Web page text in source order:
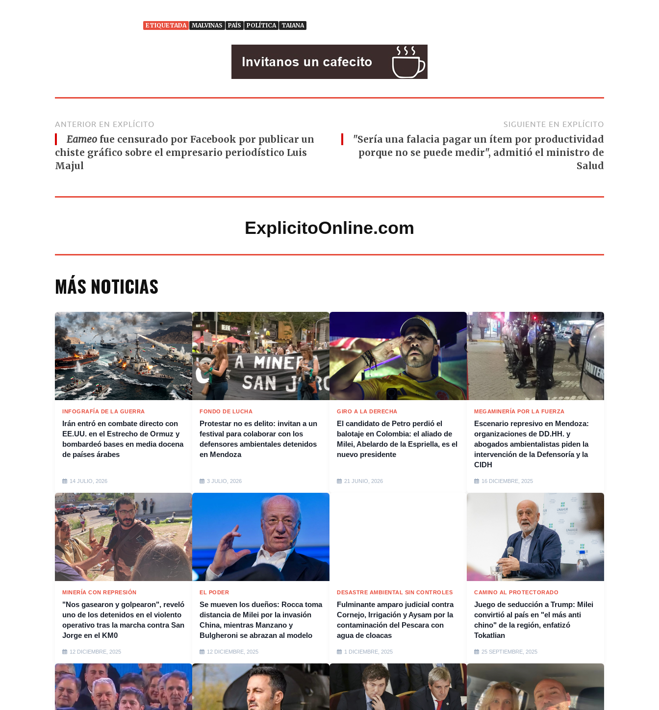
ETIQUETADA MALVINAS PAÍS POLÍTICA TAIANA
ANTERIOR EN EXPLÍCITO
Eameo fue censurado por Facebook por publicar un
chiste gráfico sobre el empresario periodístico Luis
Majul
SIGUIENTE EN EXPLÍCITO
"Sería una falacia pagar un ítem por productividad
porque no se puede medir", admitió el ministro de
Salud
ExplicitoOnline.com
MÁS NOTICIAS
INFOGRAFÍA DE LA GUERRA
Irán entró en combate directo con
EE.UU. en el Estrecho de Ormuz y
bombardeó bases en media docena
de países árabes
14 JULIO, 2026
FONDO DE LUCHA
Protestar no es delito: invitan a un
festival para colaborar con los
defensores ambientales detenidos
en Mendoza
3 JULIO, 2026
GIRO A LA DERECHA
El candidato de Petro perdió el
balotaje en Colombia: el aliado de
Milei, Abelardo de la Espriella, es el
nuevo presidente
21 JUNIO, 2026
MEGAMINERÍA POR LA FUERZA
Escenario represivo en Mendoza:
organizaciones de DD.HH. y
abogados ambientalistas piden la
intervención de la Defensoría y la
CIDH
16 DICIEMBRE, 2025
MINERÍA CON REPRESIÓN
"Nos gasearon y golpearon", reveló
uno de los detenidos en el violento
operativo tras la marcha contra San
Jorge en el KM0
12 DICIEMBRE, 2025
EL PODER
Se mueven los dueños: Rocca toma
distancia de Milei por la invasión
China, mientras Manzano y
Bulgheroni se abrazan al modelo
12 DICIEMBRE, 2025
DESASTRE AMBIENTAL SIN CONTROLES
Fulminante amparo judicial contra
Cornejo, Irrigación y Aysam por la
contaminación del Pescara con
agua de cloacas
1 DICIEMBRE, 2025
CAMINO AL PROTECTORADO
Juego de seducción a Trump: Milei
convirtió al país en "el más anti
chino" de la región, enfatizó
Tokatlian
25 SEPTIEMBRE, 2025